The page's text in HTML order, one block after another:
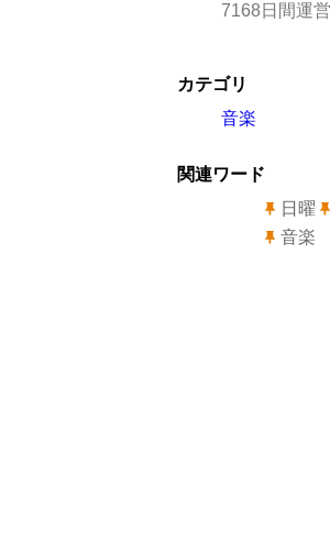
7168日間運営
カテゴリ
音楽
関連ワード
日曜
音楽